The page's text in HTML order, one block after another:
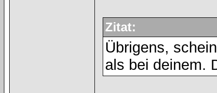
Zitat:
Übrigens,
als bei deinem.